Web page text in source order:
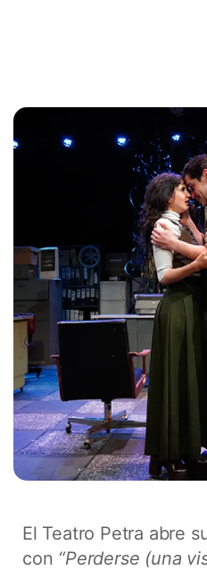
El Teatro Petra abre
con “Perderse (una